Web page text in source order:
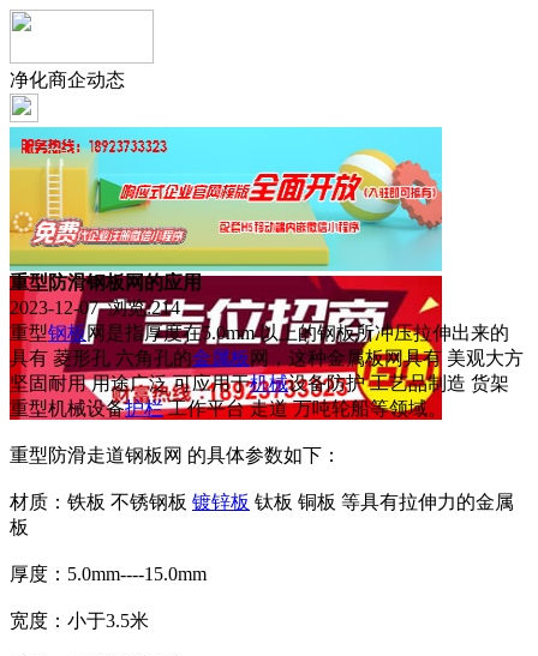
净化商企动态
重型防滑钢板网的应用
2023-12-07 浏览:214
重型钢板网是指厚度在5.0mm 以上的钢板所冲压拉伸出来的
具有 菱形孔 六角孔的金属板 网，这种金属板网具有 美观大方
坚固耐用 用途广泛 可应用于机械设备防护 工艺品制造 货架
重型机械设备护栏工作平台 走道 万吨轮船等领域。
重型防滑走道钢板网 的具体参数如下：
材质：铁板 不锈钢板 镀锌板 钛板 铜板 等具有拉伸力的金属
板
厚度：5.0mm----15.0mm
宽度：小于3.5米